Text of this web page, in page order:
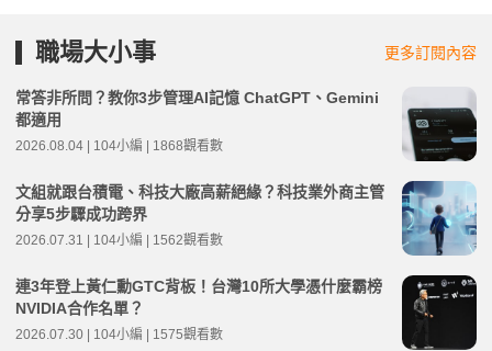
職場大小事 更多訂閱內容
常答非所問？教你3步管理AI記憶 ChatGPT、Gemini
都適用
2026.08.04 | 104小編 | 1868觀看數
文組就跟台積電、科技大廠高薪絕緣？科技業外商主管
分享5步驟成功跨界
2026.07.31 | 104小編 | 1562觀看數
連3年登上黃仁勳GTC背板！台灣10所大學憑什麼霸榜
NVIDIA合作名單？
2026.07.30 | 104小編 | 1575觀看數